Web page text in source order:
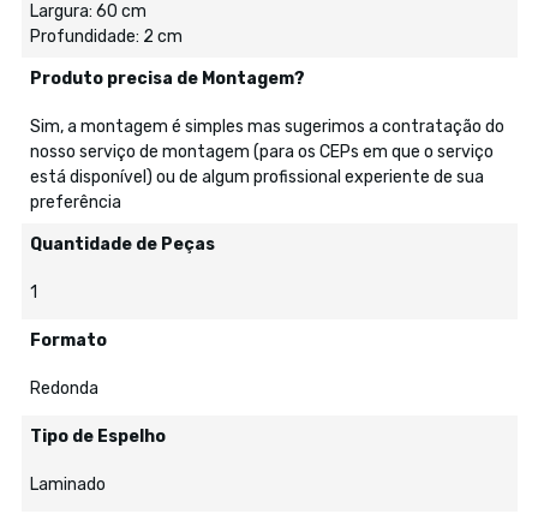
Largura: 60 cm
Profundidade: 2 cm
Produto precisa de Montagem?
Sim, a montagem é simples mas sugerimos a contratação do
nosso serviço de montagem (para os CEPs em que o serviço
está disponível) ou de algum profissional experiente de sua
preferência
Quantidade de Peças
1
Formato
Redonda
Tipo de Espelho
Laminado